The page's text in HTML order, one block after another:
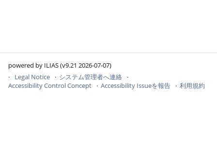
powered by ILIAS (v9.21 2026-07-07)
Legal Notice
システム管理者へ連絡
Accessibility Control Concept
Accessibility Issueを報告 利用規約